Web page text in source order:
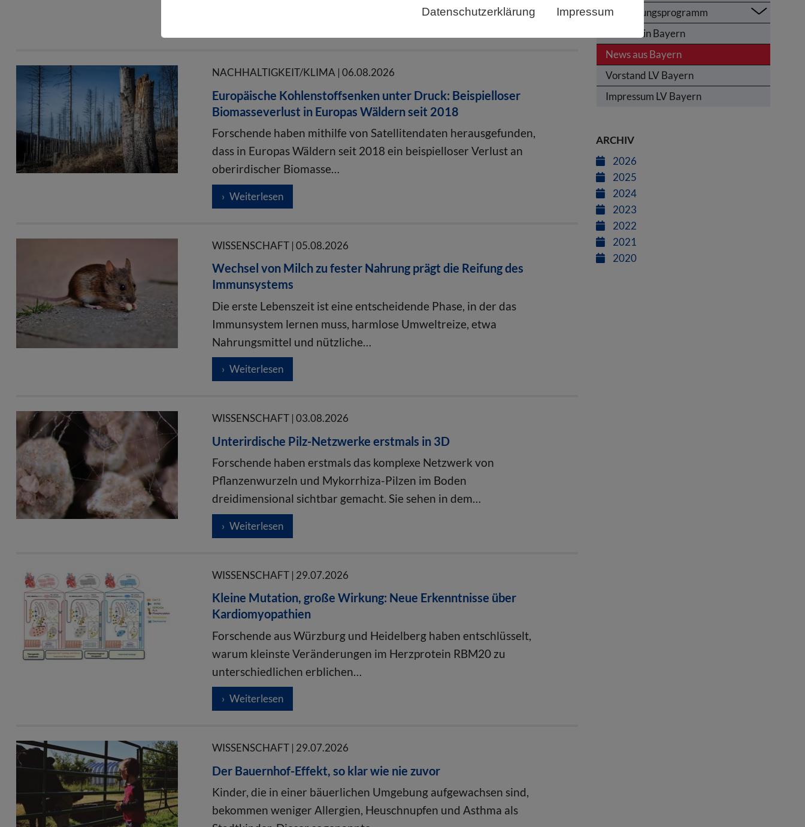
Datenschutzerklärung Impressum
NACHHALTIGKEIT/KLIMA | 06.08.2026
Europäische Kohlenstoffsenken unter Druck: Beispielloser
Biomasseverlust in Europas Wäldern seit 2018
Forschende haben mithilfe von Satellitendaten herausgefunden,
dass in Europas Wäldern seit 2018 ein beispielloser Verlust an
oberirdischer Biomasse…
Weiterlesen
WISSENSCHAFT | 05.08.2026
Wechsel von Milch zu fester Nahrung prägt die Reifung des
Immunsystems
Die erste Lebenszeit ist eine entscheidende Phase, in der das
Immunsystem lernen muss, harmlose Umweltreize, etwa
Nahrungsmittel und nützliche…
Weiterlesen
WISSENSCHAFT | 03.08.2026
Unterirdische Pilz-Netzwerke erstmals in 3D
Forschende haben erstmals das komplexe Netzwerk von
Pflanzenwurzeln und Mykorrhiza-Pilzen im Boden
dreidimensional sichtbar gemacht. Sie sehen in dem…
Weiterlesen
WISSENSCHAFT | 29.07.2026
Kleine Mutation, große Wirkung: Neue Erkenntnisse über
Kardiomyopathien
Forschende aus Würzburg und Heidelberg haben entschlüsselt,
warum kleinste Veränderungen im Herzprotein RBM20 zu
unterschiedlichen erblichen…
Weiterlesen
WISSENSCHAFT | 29.07.2026
Der Bauernhof-Effekt, so klar wie nie zuvor
Kinder, die in einer bäuerlichen Umgebung aufgewachsen sind,
bekommen weniger Allergien, Heuschnupfen und Asthma als
Fortbildungsprogramm
Termine in Bayern
News aus Bayern
Vorstand LV Bayern
Impressum LV Bayern
ARCHIV
2026
2025
2024
2023
2022
2021
2020